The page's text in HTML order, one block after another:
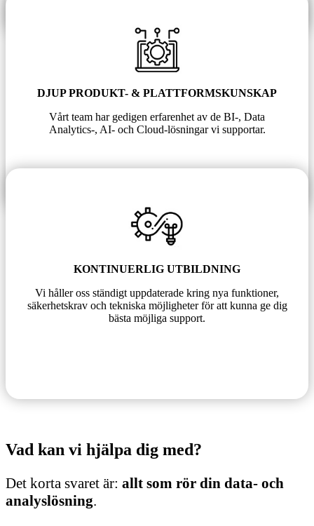
DJUP PRODUKT- & PLATTFORMSKUNSKAP
Vårt team har gedigen erfarenhet av de BI-, Data
Analytics-, AI- och Cloud-lösningar vi supportar.
KONTINUERLIG UTBILDNING
Vi håller oss ständigt uppdaterade kring nya funktioner,
säkerhetskrav och tekniska möjligheter för att kunna ge dig
bästa möjliga support.
Vad kan vi hjälpa dig med?
Det korta svaret är: allt som rör din data- och
analyslösning.